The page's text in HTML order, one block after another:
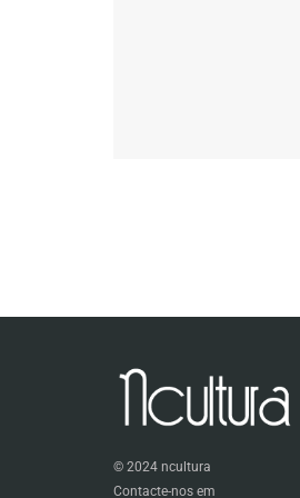
© 2024 ncultura
Contacte-nos em